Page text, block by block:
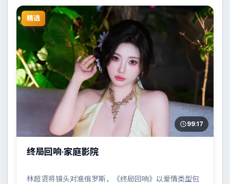
精选
99:17
终局回响·家庭影院
林超贤将镜头对准俄罗斯，《终局回响》以爱情类型包